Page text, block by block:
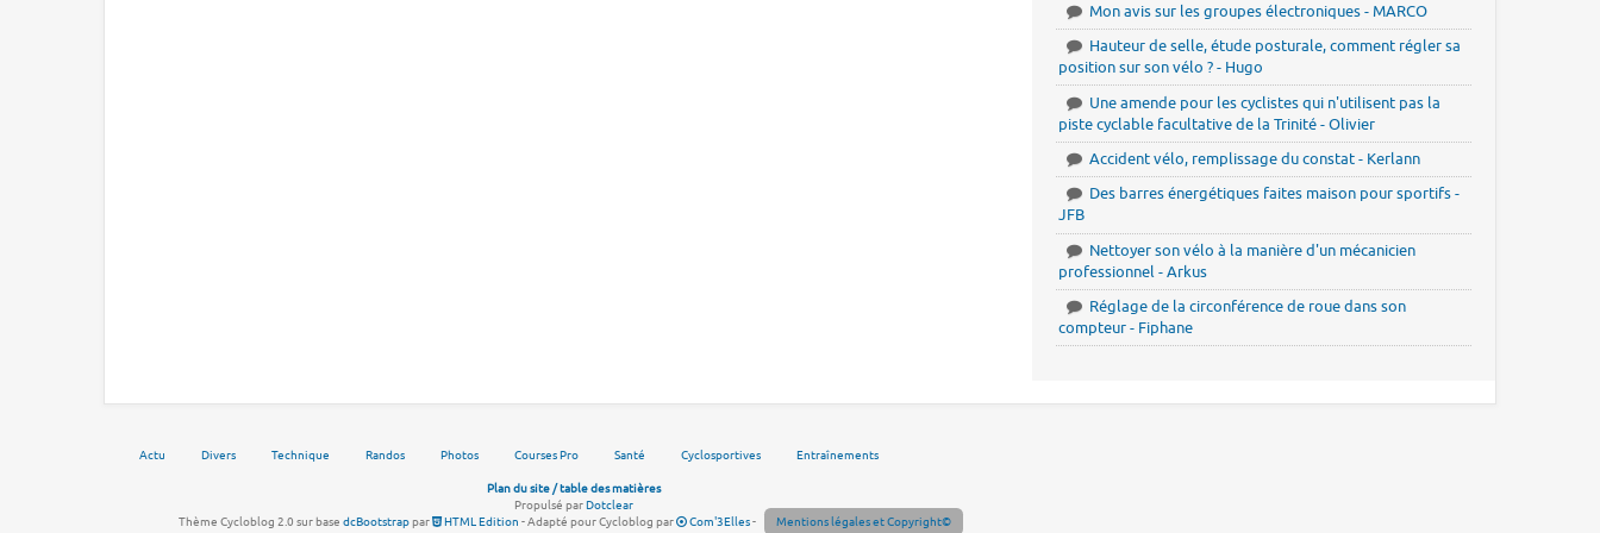
Mon avis sur les groupes électroniques - MARCO
Hauteur de selle, étude posturale, comment régler sa
position sur son vélo ? - Hugo
Une amende pour les cyclistes qui n'utilisent pas la
piste cyclable facultative de la Trinité - Olivier
Accident vélo, remplissage du constat - Kerlann
Des barres énergétiques faites maison pour sportifs -
JFB
Nettoyer son vélo à la manière d'un mécanicien
professionnel - Arkus
Réglage de la circonférence de roue dans son
compteur - Fiphane
Actu Divers Technique Randos Photos Courses Pro Santé Cyclosportives Entraînements
Plan du site / table des matières
Propulsé parDotclear
Thème Cycloblog 2.0 sur base dcBootstrappar HTML Edition - Adapté pour Cycloblog par Com'3Elles- Mentions légales et Copyright©